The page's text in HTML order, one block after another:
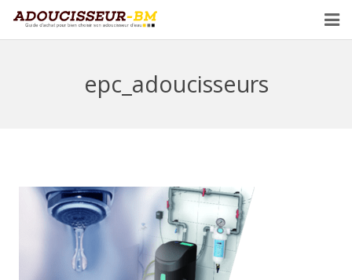
Demander un devisepc_adoucisseurs